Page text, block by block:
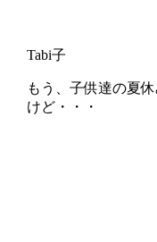
Tabi子
もう、子供達の夏
けど・・・